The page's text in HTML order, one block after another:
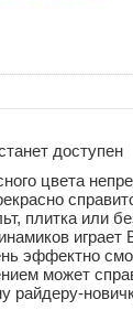
доступен
цвета
плитка или
эффектно
может
райдеру-